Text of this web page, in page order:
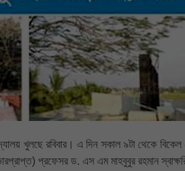
খুলছে রবিবার। এ দিন সকাল ৯টা থেকে বিকেল
প্রফেসর ড. এস এম মাহবুবুর রহমান